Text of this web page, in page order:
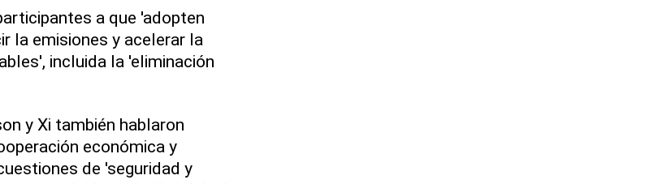
a que 'adopten
la emisiones y acelerar la
incluida la 'eliminación
y Xi también hablaron
económica y
de 'seguridad y